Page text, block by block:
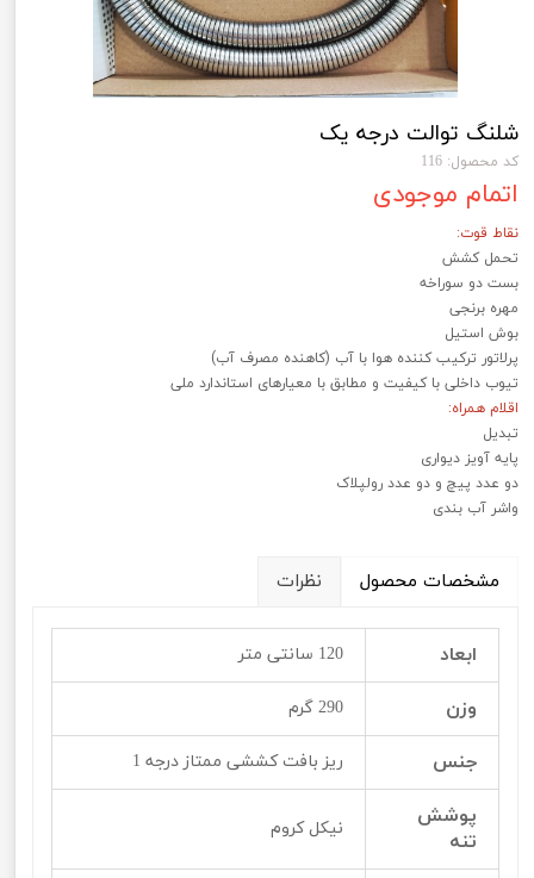
شلنگ توالت درجه یک
کد محصول: 116
اتمام موجودی
نقاط قوت:
تحمل کشش
بست دو سوراخه
مهره برنجی
بوش استیل
پرلاتور ترکیب کننده هوا با آب (کاهنده مصرف آب)
تیوب داخلی با کیفیت و مطابق با معیار‌‌‌‌های استاندارد ملی
اقلام همراه:
تبدیل
پایه آویز دیواری
دو عدد پیچ و دو عدد رولپلاک
واشر آب بندی
مشخصات محصول نظرات
ابعاد 120 سانتی متر
وزن 290 گرم
جنس ریز بافت کششی ممتاز درجه 1
پوشش
تنه
نیکل کروم